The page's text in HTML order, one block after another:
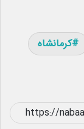
کرمانشاه